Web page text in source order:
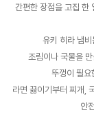
간편한 장점을 고집 한
유키 히라 냄
조림이나 국물을
뚜껑이 필요
라면 끓이기부터 찌개,
안